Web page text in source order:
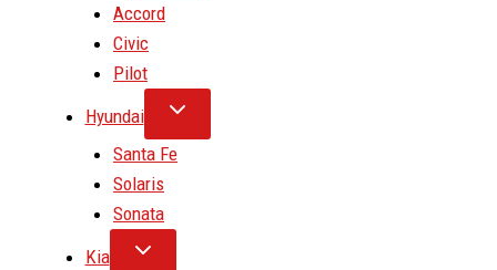
Accord
Civic
Pilot
Hyundai
Santa Fe
Solaris
Sonata
Kia